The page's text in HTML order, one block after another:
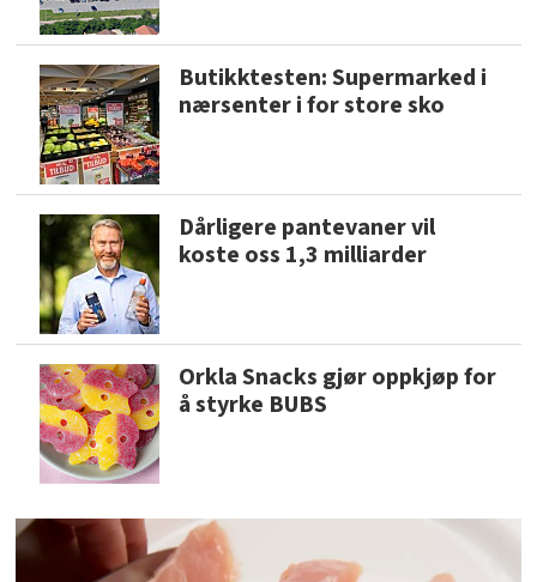
Butikktesten: Supermarked i
nærsenter i for store sko
Dårligere pantevaner vil
koste oss 1,3 milliarder
Orkla Snacks gjør oppkjøp for
å styrke BUBS